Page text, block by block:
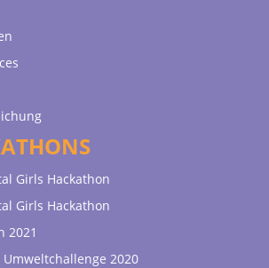
Girls Hackathon
Girls Hackathon
2021
2020